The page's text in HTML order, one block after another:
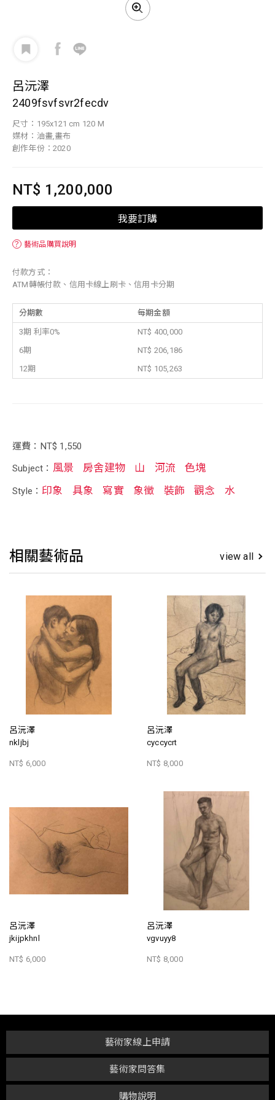
呂沅澤
2409fsvfsvr2fecdv
尺寸：195x121 cm 120 M
媒材：油畫,畫布
創作年份：2020
NT$ 1,200,000
我要訂購
？ 藝術品購買說明
付款方式：
ATM轉帳付款、信用卡線上刷卡、信用卡分期
分期數 每期金額
3期 利率0%
NT$ 400,000
6期
NT$ 206,186
12期
NT$ 105,263
運費：NT$ 1,550
Subject： 風景 房舍建物 山 河流 色塊
Style： 印象 具象 寫實 象徵 裝飾 觀念 水
相關藝術品 view all
呂沅澤
nkljbj
NT$ 6,000
呂沅澤
cyccycrt
NT$ 8,000
呂沅澤
jkijpkhnl
NT$ 6,000
呂沅澤
vgvuyy8
NT$ 8,000
購物說明
藝術家問答集
藝術家線上申請